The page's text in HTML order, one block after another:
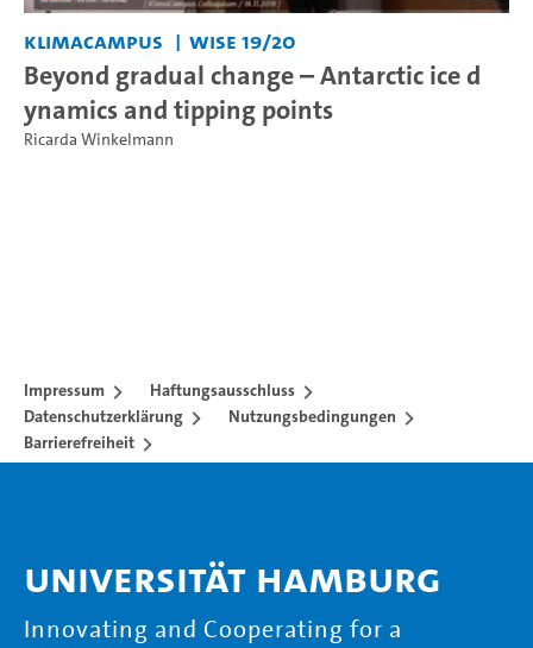
KlimaCampus WiSe 19/20
Beyond gradual change – Antarctic ice d
ynamics and tipping points
Ricarda Winkelmann
Impressum
Haftungsausschluss
Datenschutzerklärung
Nutzungsbedingungen
Barrierefreiheit
Universität Hamburg
Innovating and Cooperating for a